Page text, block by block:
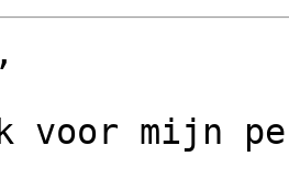
voor mijn